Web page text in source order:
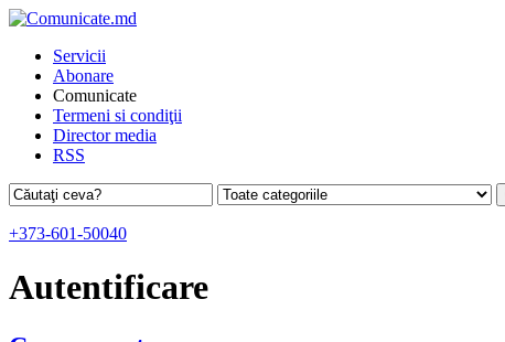
Servicii
Abonare
Comunicate
Termeni si condiţii
Director media
RSS
+373-601-50040
Autentificare